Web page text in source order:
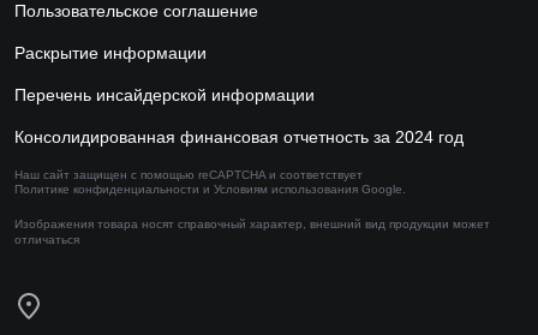
Пользовательское соглашение
Раскрытие информации
Перечень инсайдерской информации
Консолидированная финансовая отчетность за 2024 год
Наш сайт защищен с помощью reCAPTCHA и соответствует
Политике конфиденциальности и Условиям использования Google.
Изображения товара носят справочный характер, внешний вид продукции может
отличаться